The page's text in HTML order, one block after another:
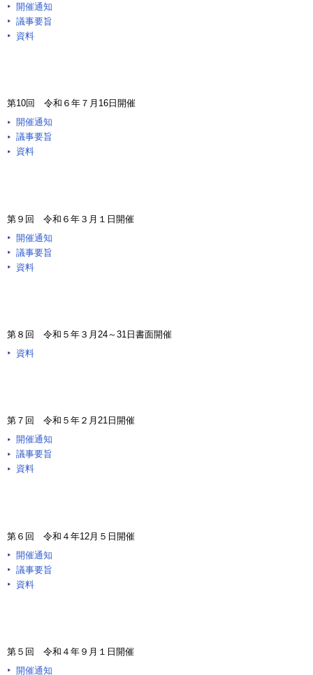
開催通知
議事要旨
資料
第10回 令和６年７月16日開催
開催通知
議事要旨
資料
第９回 令和６年３月１日開催
開催通知
議事要旨
資料
第８回 令和５年３月24～31日書面開催
資料
第７回 令和５年２月21日開催
開催通知
議事要旨
資料
第６回 令和４年12月５日開催
開催通知
議事要旨
資料
第５回 令和４年９月１日開催
開催通知